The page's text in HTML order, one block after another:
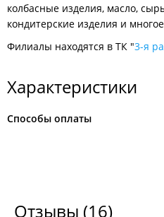
колбасные изделия, масло,
кондитерские изделия и
Филиалы находятся в ТК "3-я
Характеристики
Способы оплаты
Отзывы (16)